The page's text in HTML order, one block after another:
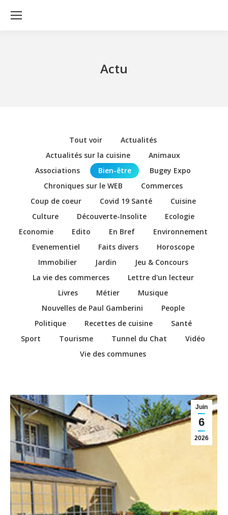
Actu
Tout voir
Actualités
Actualités sur la cuisine
Animaux
Associations
Bien-être
Bugey Expo
Chroniques sur le WEB
Commerces
Coup de coeur
Covid 19 Santé
Cuisine
Culture
Découverte-Insolite
Ecologie
Economie
Edito En Bref
Environnement
Evenementiel
Faits divers
Horoscope
Immobilier
Jardin
Jeu & Concours
La vie des commerces
Lettre d'un lecteur
Livres
Métier
Musique
Nouvelles de Paul Gamberini
People
Politique
Recettes de cuisine
Santé
Sport
Tourisme Tunnel du Chat
Vidéo
Vie des communes
Juin
6
2026